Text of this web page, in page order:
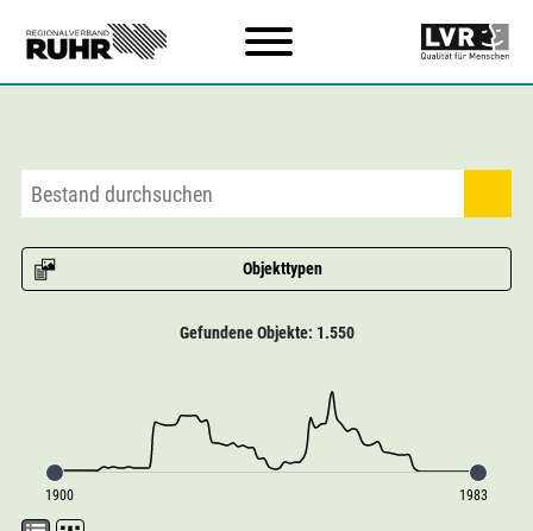
Objekttypen
Gefundene Objekte: 1.550
1900 1983